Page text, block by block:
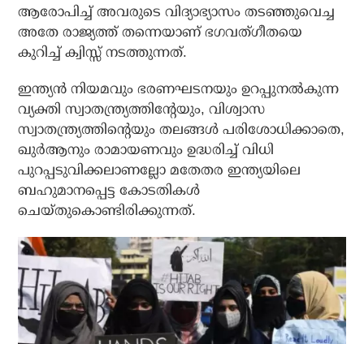
ആരോപിച്ച് അവരുടെ വിദ്യാഭ്യാസം തടഞ്ഞുവെച്ച
അതേ രാജ്യത്ത് തന്നെയാണ് ഭഗവത്ഗീതയെ
കുറിച്ച് ക്വിസ്സ് നടത്തുന്നത്.
ഇന്ത്യന്‍ നിയമവും ഭരണഘടനയും ഉറപ്പുനല്‍കുന്ന
വ്യക്തി സ്വാതന്ത്ര്യത്തിന്റേയും, വിശ്വാസ
സ്വാതന്ത്ര്യത്തിന്റെയും തലങ്ങള്‍ പരിശോധിക്കാതെ,
ഖുര്‍ആനും രാമായണവും ഉദ്ധരിച്ച് വിധി
പുറപ്പടുവിക്കലാണല്ലോ മതേതര ഇന്ത്യയിലെ
ബഹുമാനപ്പെട്ട കോടതികള്‍
ചെയ്തുകൊണ്ടിരിക്കുന്നത്.